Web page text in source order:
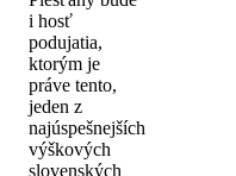
i hosť
podujatia,
ktorým je
práve tento,
jeden z
najúspešnejších
výškových
slovenských